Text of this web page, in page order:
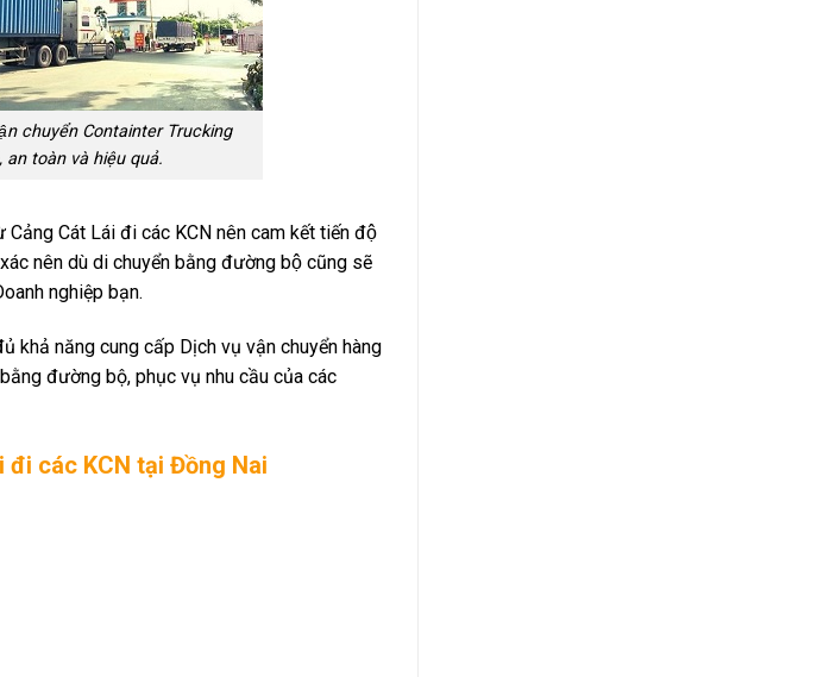
chuyển Containter Trucking
toàn và hiệu quả.
Cát Lái đi các KCN nên cam kết tiến độ
nên dù di chuyển bằng đường bộ cũng sẽ
nghiệp bạn.
khả năng cung cấp Dịch vụ vận chuyển hàng
đường bộ, phục vụ nhu cầu của các
các KCN tại Đồng Nai